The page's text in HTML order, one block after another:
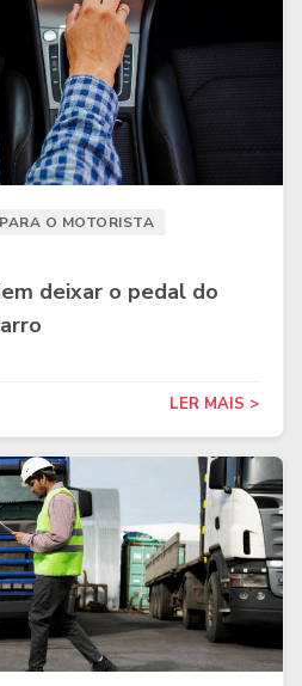
O MOTORISTA
deixar o pedal do
LER MAIS >